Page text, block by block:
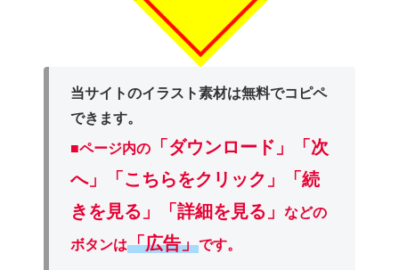
当サイトのイラスト素材は無料でコピペ
できます。
■ページ内の
「ダウンロード」
「次
へ」「こちらをクリック」「続
きを見る」「詳細を見る」などの
ボタンは「広告」です。